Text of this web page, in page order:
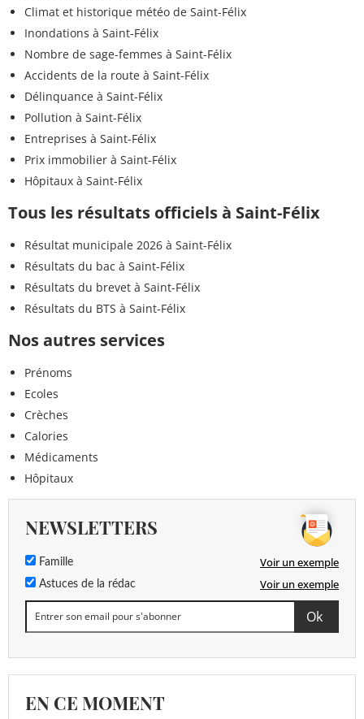
Climat et historique météo de Saint-Félix
Inondations à Saint-Félix
Nombre de sage-femmes à Saint-Félix
Accidents de la route à Saint-Félix
Délinquance à Saint-Félix
Pollution à Saint-Félix
Entreprises à Saint-Félix
Prix immobilier à Saint-Félix
Hôpitaux à Saint-Félix
Tous les résultats officiels à Saint-Félix
Résultat municipale 2026 à Saint-Félix
Résultats du bac à Saint-Félix
Résultats du brevet à Saint-Félix
Résultats du BTS à Saint-Félix
Nos autres services
Prénoms
Ecoles
Crèches
Calories
Médicaments
Hôpitaux
NEWSLETTERS
Famille Voir un exemple
Astuces de la rédac Voir un exemple
EN CE MOMENT